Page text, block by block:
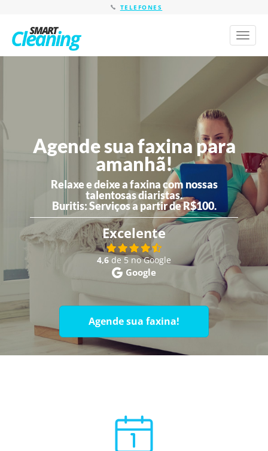
TELEFONES
Toggle
Agende sua faxina para
amanhã!
Relaxe e deixe a faxina com nossas
talentosas diaristas.
Buritis:Serviços a partir de R$100.
Excelente
4,6 de 5 no Google
Google
Agende sua faxina!